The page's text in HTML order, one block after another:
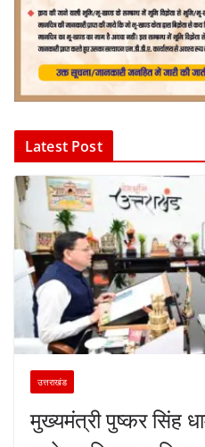
Latest Post
उत्तराखंड
मुख्यमंत्री पुष्कर सिंह